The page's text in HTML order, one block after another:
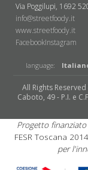
Via Poggilupi, 1692
info@streetfoody.it
www.streetfoody.it
Facebook​Instagram
language:
All Rights
Caboto, 49 - P.I. e
Progetto finanziato
FESR Toscana
per